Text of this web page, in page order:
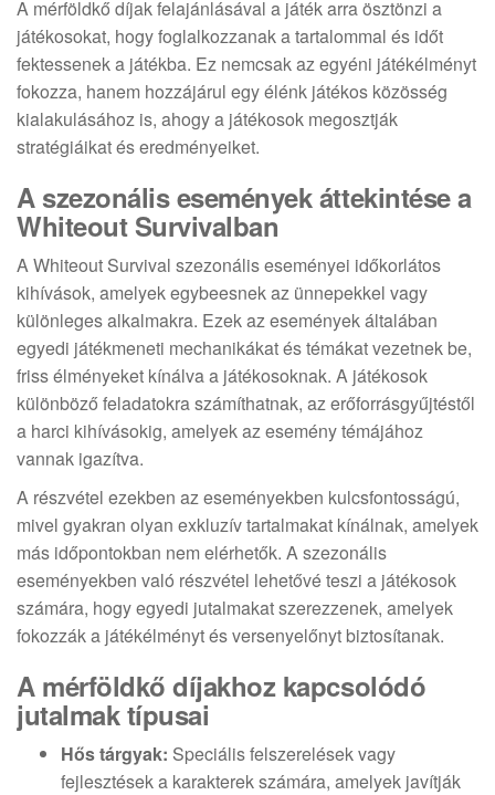
A mérföldkő díjak felajánlásával a játék arra ösztönzi a
játékosokat, hogy foglalkozzanak a tartalommal és időt
fektessenek a játékba. Ez nemcsak az egyéni játékélményt
fokozza, hanem hozzájárul egy élénk játékos közösség
kialakulásához is, ahogy a játékosok megosztják
stratégiáikat és eredményeiket.
A szezonális események áttekintése a
Whiteout Survivalban
A Whiteout Survival szezonális eseményei időkorlátos
kihívások, amelyek egybeesnek az ünnepekkel vagy
különleges alkalmakra. Ezek az események általában
egyedi játékmeneti mechanikákat és témákat vezetnek be,
friss élményeket kínálva a játékosoknak. A játékosok
különböző feladatokra számíthatnak, az erőforrásgyűjtéstől
a harci kihívásokig, amelyek az esemény témájához
vannak igazítva.
A részvétel ezekben az eseményekben kulcsfontosságú,
mivel gyakran olyan exkluzív tartalmakat kínálnak, amelyek
más időpontokban nem elérhetők. A szezonális
eseményekben való részvétel lehetővé teszi a játékosok
számára, hogy egyedi jutalmakat szerezzenek, amelyek
fokozzák a játékélményt és versenyelőnyt biztosítanak.
A mérföldkő díjakhoz kapcsolódó
jutalmak típusai
Hős tárgyak: Speciális felszerelések vagy
fejlesztések a karakterek számára, amelyek javítják